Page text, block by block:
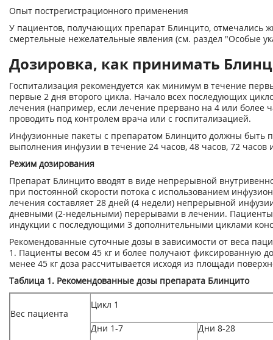
Опыт пострегистрационного применения
У пациентов, получающих препарат Блинцито, отмечались
смертельные нежелательные явления (см. раздел "Особые
Дозировка, как принимать
Госпитализация рекомендуется как минимум в течение
первые 2 дня второго цикла. Начало всех последующих
лечения (например, если лечение прервано на 4 или более
проводить под контролем врача или с госпитализацией.
Инфузионные пакеты с препаратом Блинцито должны быть
выполнения инфузии в течение 24 часов, 48 часов, 72 часов
Режим дозирования
Препарат Блинцито вводят в виде непрерывной
при постоянной скорости потока с использованием
лечения составляет 28 дней (4 недели) непрерывной
дневными (2-недельными) перерывами в лечении. Пациенты
индукции с последующими 3 дополнительными циклами
Рекомендованные суточные дозы в зависимости от веса
1. Пациенты весом 45 кг и более получают фиксированную
менее 45 кг доза рассчитывается исходя из площади
Таблица 1. Рекомендованные дозы препарата Блинцито
Вес пациента
Цикл 1
Дни 1-7
Дни 8-28